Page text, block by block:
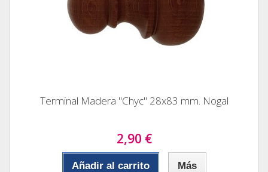
Terminal Madera "Chyc" 28x83 mm. Nogal
2,90 €
Añadir al carrito Más